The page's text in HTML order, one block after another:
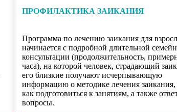
ПРОФИЛАКТИКА ЗАИКАНИЯ
Программа по лечению заикания для
начинается с подробной длительной
консультации (продолжительность,
часа), на которой человек, страдающий
его близкие получают исчерпывающую
информацию о методике лечения заикания,
как подготовиться к занятиям, а также
вопросы.